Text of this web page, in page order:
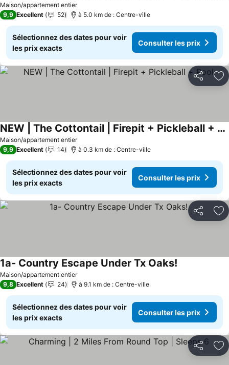
Maison/appartement entier
Consulter les prix
9,9 Excellent 52 à 5.0 km de : Centre-ville
Sélectionnez des dates pour voir
les prix exacts
Consulter les prix
Partager
Maison/appartement entier
NEW | The Cottontail | Firepit + Pickleball + Pool
Consulter les prix
9,9 Excellent 14 à 0.3 km de : Centre-ville
Sélectionnez des dates pour voir
les prix exacts
Consulter les prix
Partager
Maison/appartement entier
1a- Country Escape Under Tx Oaks!
9,8 Excellent 24 à 9.1 km de : Centre-ville
Sélectionnez des dates pour voir
les prix exacts
Consulter les prix
Partager